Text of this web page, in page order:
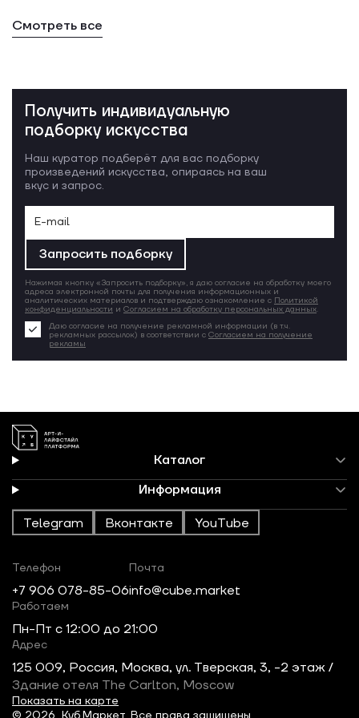
Смотреть все
Получить индивидуальную
подборку искусства
Наш куратор подберёт для вас подборку
произведений искусства, опираясь на ваш
вкус и запрос.
Запросить подборку
Нажимая кнопку «Запросить подборку», я даю согласие на обработку моего
адреса электронной почты для получения информационных и
аналитических материалов и подтверждаю ознакомление с Политикой
конфиденциальности и Согласием на обработку персональных данных.
Даю согласие на получение рекламной информации (в т.ч.
рекламных рассылок) в соответствии с Согласием на получение
рекламы
Каталог
Информация
Telegram Вконтакте YouTube
Телефон
+7 906 078-85-06
Почта
info@cube.market
Работаем
Пн-Пт c 12:00 до 21:00
Адрес
125 009, Россия, Москва, ул. Тверская, 3, -2 этаж /
Здание отеля The Carlton, Moscow
Показать на карте